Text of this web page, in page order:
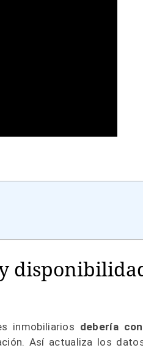
inmobiliarios debería
Así actualiza los